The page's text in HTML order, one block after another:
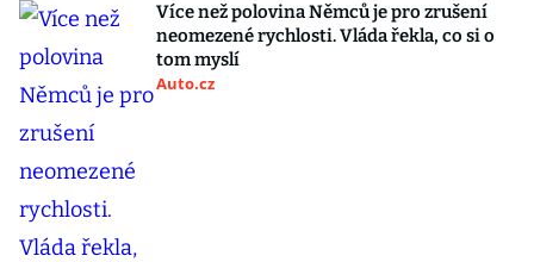
Více než polovina Němců je pro zrušení
neomezené rychlosti. Vláda řekla, co si o
tom myslí
Auto.cz